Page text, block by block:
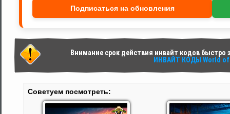
Подписаться на обновления
Внимание срок действия инвайт кодов быстро
ИНВАЙТ КОДЫ World
Советуем посмотреть: